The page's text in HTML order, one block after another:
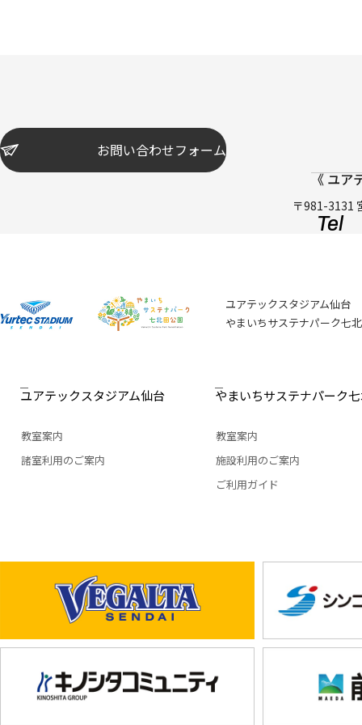
お問い合わせフォーム
《 ユア
〒981-3131
Tel
ユアテックスタジアム仙台
やまいちサステナパーク七
ユアテックスタジアム仙台
教室案内
諸室利用のご案内
やまいちサステナパーク
教室案内
施設利用のご案内
ご利用ガイド